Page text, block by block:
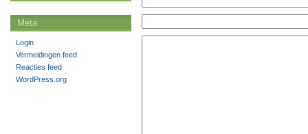
Meta
Login
Vermeldingen feed
Reacties feed
WordPress.org